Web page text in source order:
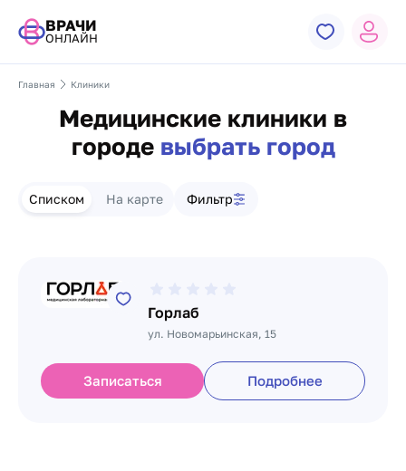
ВРАЧИ
ОНЛАЙН
Главная Клиники
Медицинские клиники в
городе выбрать город
Списком На карте Фильтр
Горлаб
ул. Новомарьинская, 15
Записаться Подробнее